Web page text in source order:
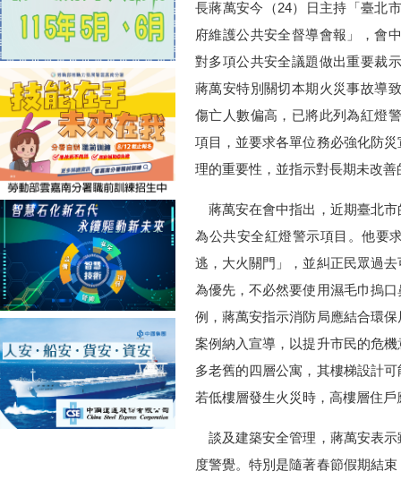
長蔣萬安今（24）日主持「臺北
府維護公共安全督導會報」，會
對多項公共安全議題做出重要裁
蔣萬安特別關切本期火災事故導
傷亡人數偏高，已將此列為紅燈
項目，並要求各單位務必強化防
理的重要性，並指示對長期未改
蔣萬安在會中指出，近期臺北市
為公共安全紅燈警示項目。他要
逃，大火關門」，並糾正民眾過
為優先，不必然要使用濕毛巾摀
例，蔣萬安指示消防局應結合環
案例納入宣導，以提升市民的危
多老舊的四層公寓，其樓梯設計
若低樓層發生火災時，高樓層住
談及建築安全管理，蔣萬安表示
度警覺。特別是隨著春節假期結